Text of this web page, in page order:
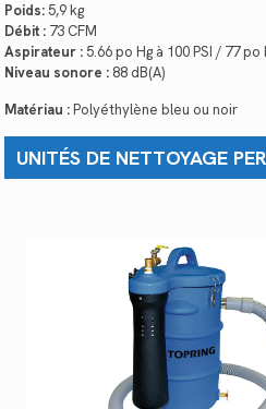
Poids:5,9 kg
Débit : 73 CFM
Aspirateur :5.66 po Hg à 100 PSI / 77 po
Niveau sonore : 88 dB(A)
Matériau :Polyéthylène bleu ou noir
UNITÉS DE NETTOYAGE